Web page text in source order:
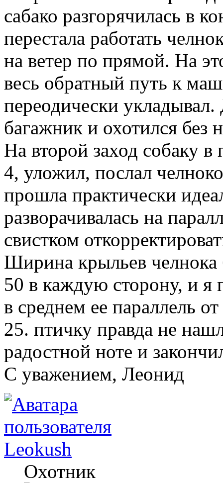
сабако разгорячилась в
перестала работать
на ветер по прямой. На
весь обратный путь к
переодически
багажник и охотился без
На второй заход собаку в
4, уложил, послал
прошла практически
разворачивалась на
свистком
Ширина крыльев
50 в каждую сторону, и я
в среднем ее параллель
25. птичку правда не
радостной ноте и
C уважением, Леонид
Leokush
Охотник